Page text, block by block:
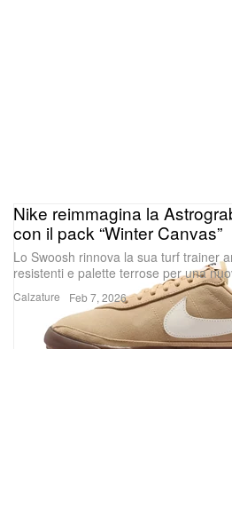
Calzature
Nike reimmagina la
con il pack “Winter Canvas”
Lo Swoosh rinnova la sua turf trainer
resistenti e palette terrose per una
Feb 7, 2026